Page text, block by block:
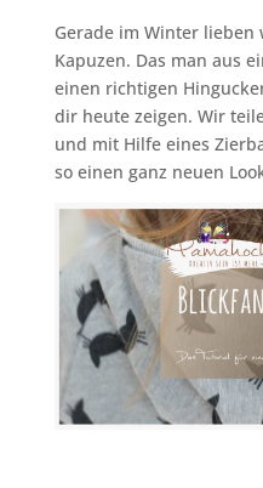
Gerade im Winter
Kapuzen. Das man aus
einen richtigen
dir heute zeigen. Wir
und mit Hilfe eines
so einen ganz neuen